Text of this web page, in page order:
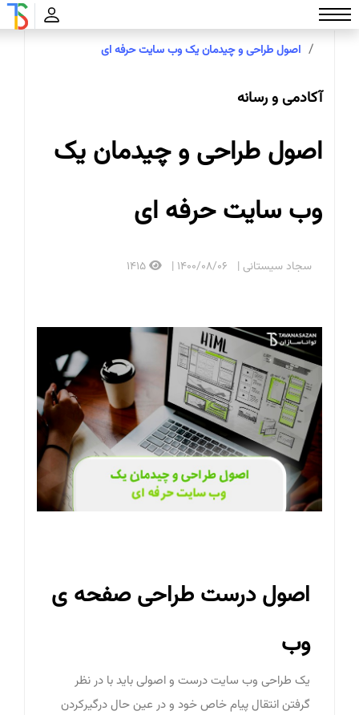
تواناسازان
آکادمی و رسانه
اصول طراحی و چیدمان یک وب سایت حرفه ای
آکادمی و رسانه
اصول طراحی و چیدمان یک
وب سایت حرفه ای
سجاد سیستانی 1400/08/06
اصول درست طراحی صفحه ی
وب
یک طراحی وب سایت درست و اصولی باید با در نظر
گرفتن انتقال پیام خاص خود و در عین حال درگیرکردن